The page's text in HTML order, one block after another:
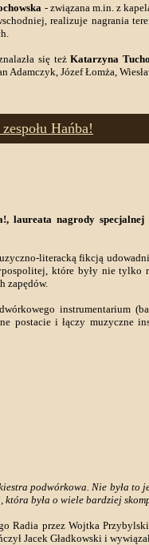
- związana m.in. z
realizuje nagrania
się teżKatarzyna
Adamczyk, Józef Łomża,
Hańba!
laureata nagrody
literacką fikcją
które były nie
zapędów.
instrumentarium
postacie i łączy muzyczne
podwórkowa. Nie była to
była o wiele bardziej
Radia przez Wojtka
Jacek Gładkowski i